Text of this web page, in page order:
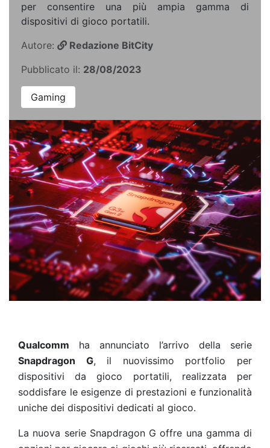
per consentire una più ampia gamma di
dispositivi di gioco portatili.
Autore:
Redazione BitCity
Pubblicato il: 28/08/2023
Gaming
Qualcomm ha annunciato l’arrivo della serie
Snapdragon G, il nuovissimo portfolio per
dispositivi da gioco portatili, realizzata per
soddisfare le esigenze di prestazioni e funzionalità
uniche dei dispositivi dedicati al gioco.
La nuova serie Snapdragon G offre una gamma di